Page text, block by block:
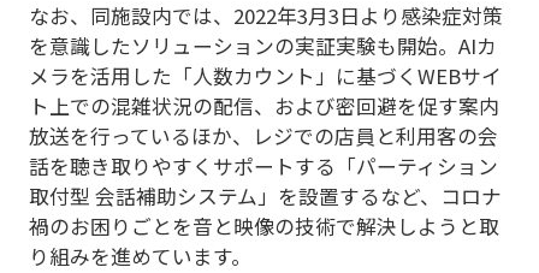
なお、同施設内では、2022年3月3日より感染症対策
を意識したソリューションの実証実験も開始。AIカ
メラを活用した「人数カウント」に基づくWEBサイ
ト上での混雑状況の配信、および密回避を促す案内
放送を行っているほか、レジでの店員と利用客の会
話を聴き取りやすくサポートする「パーティション
取付型 会話補助システム」を設置するなど、コロナ
禍のお困りごとを音と映像の技術で解決しようと取
り組みを進めています。